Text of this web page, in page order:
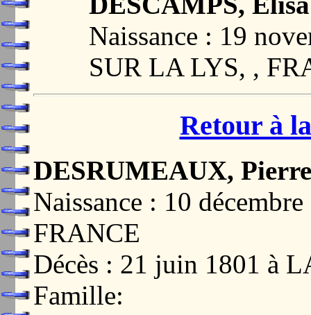
Naissance : 19
SUR LA LYS, ,
Retour à
DESRUMEAUX,
Naissance : 10
FRANCE
Décès : 21 juin 1801 à
Famille: